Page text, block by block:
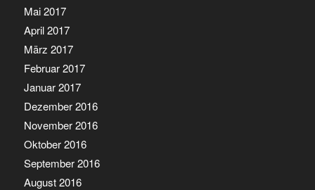
Mai 2017
April 2017
März 2017
Februar 2017
Januar 2017
Dezember 2016
November 2016
Oktober 2016
September 2016
August 2016